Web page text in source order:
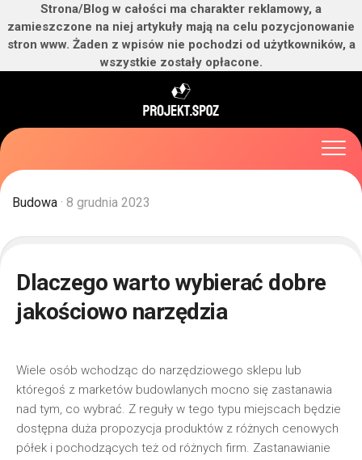
Strona/Blog w całości ma charakter reklamowy, a
zamieszczone na niej artykuły mają na celu pozycjonowanie
stron www. Żaden z wpisów nie pochodzi od użytkowników, a
wszystkie zostały opłacone.
Budowa · 8 grudnia 2023
Dlaczego warto wybierać dobre
jakościowo narzędzia
Wiele osób wchodząc do narzędziowego sklepu lub
któregoś z marketów budowlanych mocno się zastanawia
nad tym, co wybrać. Z reguły w tego typu miejscach będzie
dostępna duża propozycja produktów z różnych cenowych
półek i pochodzących też od różnych firm. Zastanawianie